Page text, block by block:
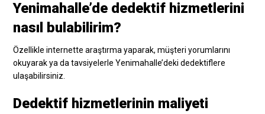
Yenimahalle’de dedektif hizmetlerini
nasıl bulabilirim?
Özellikle internette araştırma yaparak, müşteri yorumlarını
okuyarak ya da tavsiyelerle Yenimahalle’deki dedektiflere
ulaşabilirsiniz.
Dedektif hizmetlerinin maliyeti